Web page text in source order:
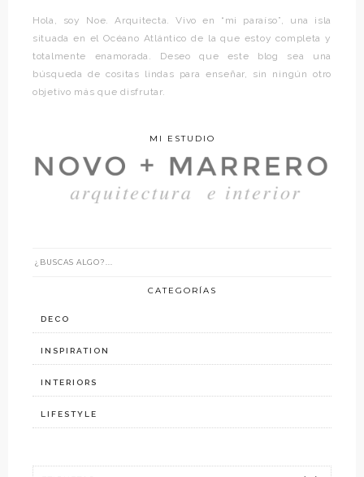
Hola, soy Noe. Arquitecta. Vivo en “mi paraíso”, una isla
situada en el Océano Atlántico de la que estoy completa y
totalmente enamorada. Deseo que este blog sea una
búsqueda de cositas lindas para enseñar, sin ningún otro
objetivo más que disfrutar.
MI ESTUDIO
CATEGORÍAS
DECO
INSPIRATION
INTERIORS
LIFESTYLE